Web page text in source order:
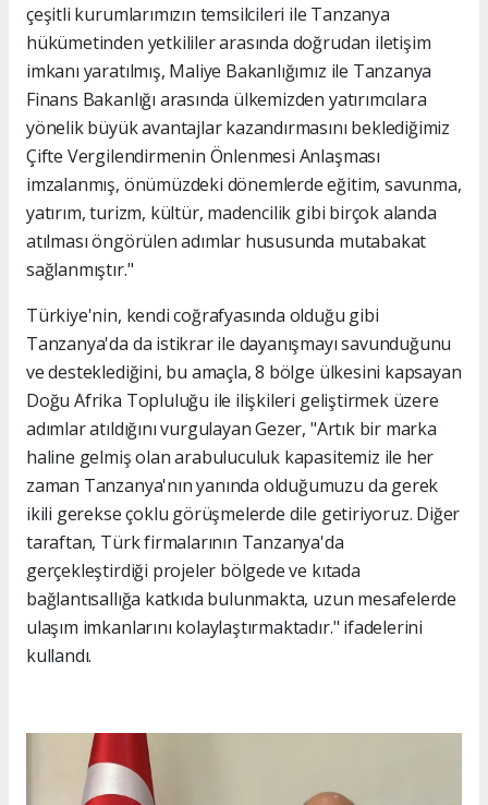
çeşitli kurumlarımızın temsilcileri ile Tanzanya
hükümetinden yetkililer arasında doğrudan iletişim
imkanı yaratılmış, Maliye Bakanlığımız ile Tanzanya
Finans Bakanlığı arasında ülkemizden yatırımcılara
yönelik büyük avantajlar kazandırmasını beklediğimiz
Çifte Vergilendirmenin Önlenmesi Anlaşması
imzalanmış, önümüzdeki dönemlerde eğitim, savunma,
yatırım, turizm, kültür, madencilik gibi birçok alanda
atılması öngörülen adımlar hususunda mutabakat
sağlanmıştır."
Türkiye'nin, kendi coğrafyasında olduğu gibi
Tanzanya'da da istikrar ile dayanışmayı savunduğunu
ve desteklediğini, bu amaçla, 8 bölge ülkesini kapsayan
Doğu Afrika Topluluğu ile ilişkileri geliştirmek üzere
adımlar atıldığını vurgulayan Gezer, "Artık bir marka
haline gelmiş olan arabuluculuk kapasitemiz ile her
zaman Tanzanya'nın yanında olduğumuzu da gerek
ikili gerekse çoklu görüşmelerde dile getiriyoruz. Diğer
taraftan, Türk firmalarının Tanzanya'da
gerçekleştirdiği projeler bölgede ve kıtada
bağlantısallığa katkıda bulunmakta, uzun mesafelerde
ulaşım imkanlarını kolaylaştırmaktadır." ifadelerini
kullandı.